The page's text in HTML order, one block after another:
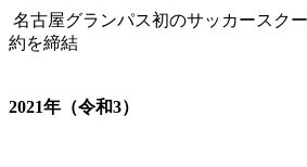
名古屋グランパス初のサッカースク
約を締結
2021年（令和3）